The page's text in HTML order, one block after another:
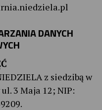
DANYCH
z siedzibą w
3 Maja 12; NIP: